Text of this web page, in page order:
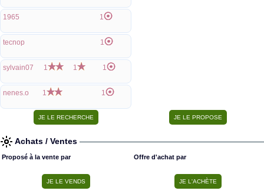
1965 1
tecnop 1
sylvain07 1 1 1
nenes.o 1 1
Achats / Ventes
Proposé à la vente par Offre d'achat par